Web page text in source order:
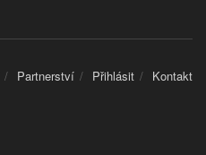
Partnerství Přihlásit Kontakt